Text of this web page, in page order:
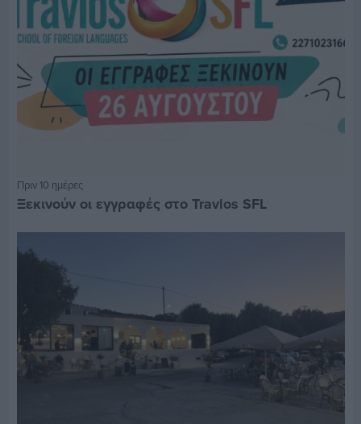
Πριν 10 ημέρες
Ξεκινούν οι εγγραφές στο Travlos SFL